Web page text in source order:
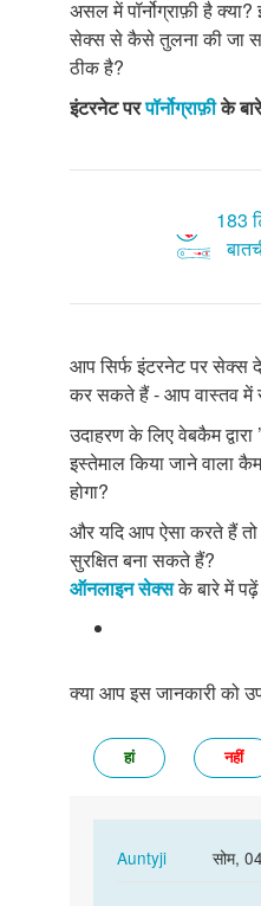
असल में पॉर्नोग्राफ़ी है
सेक्स से कैसे तुलना की जा
ठीक है?
इंटरनेट परपॉर्नोग्राफ़ीके
183
आप सिर्फ इंटरनेट पर सेक्स
कर सकते हैं - आप वास्तव
उदाहरण के लिए वेबकैम
इस्तेमाल किया जाने वाला
होगा?
और यदि आप ऐसा करते हैं
सुरक्षित बना सकते हैं?
ऑनलाइन सेक्सके बारे में
क्या आप इस जानकारी को
हां नहीं
Auntyji
सोम,
In